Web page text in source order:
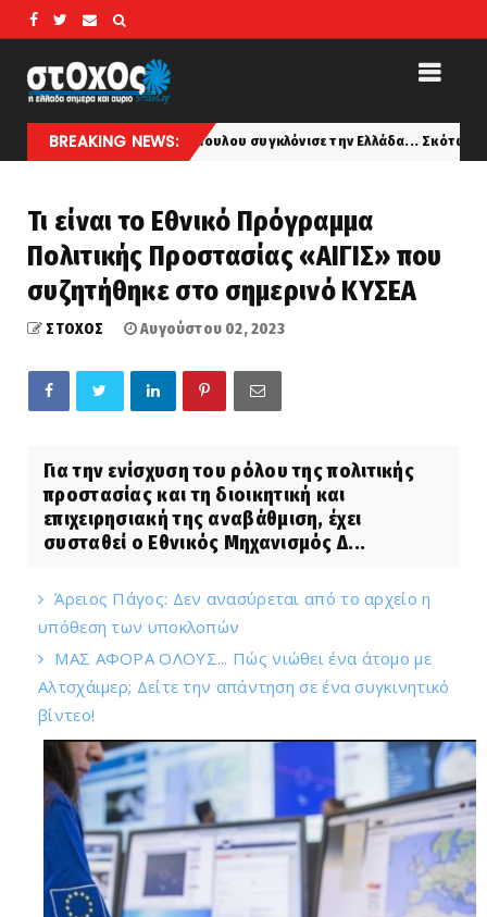
BREAKING NEWS:
Σκιαδόπουλου συγκλόνισε την Ελλάδα... Σκότωσε την καλλονή
Τι είναι το Εθνικό Πρόγραμμα
Πολιτικής Προστασίας «ΑΙΓΙΣ» που
συζητήθηκε στο σημερινό ΚΥΣΕΑ
ΣΤΟΧΟΣ Αυγούστου 02, 2023
Για την ενίσχυση του ρόλου της πολιτικής
προστασίας και τη διοικητική και
επιχειρησιακή της αναβάθμιση, έχει
συσταθεί ο Εθνικός Μηχανισμός Δ...
Άρειος Πάγος: Δεν ανασύρεται από το αρχείο η
υπόθεση των υποκλοπών
ΜΑΣ ΑΦΟΡΑ ΟΛΟΥΣ... Πώς νιώθει ένα άτομο με
Αλτσχάιμερ; Δείτε την απάντηση σε ένα συγκινητικό
βίντεο!